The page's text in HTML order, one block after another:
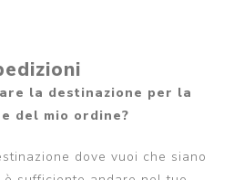
la destinazione per la
del mio ordine?
dove vuoi che siano